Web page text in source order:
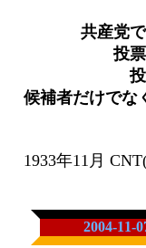
共産党
投
候補者だけでな
1933年11月
2004-11-